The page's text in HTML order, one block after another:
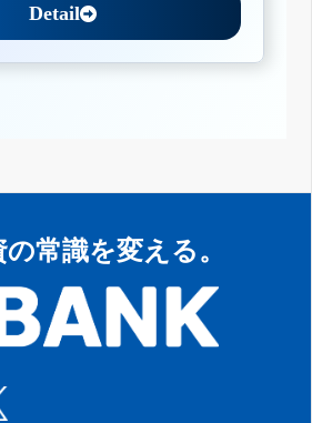
Detail
常識を変える。